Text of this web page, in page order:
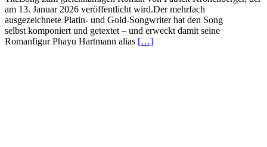
am 13. Januar 2026 veröffentlicht wird.Der mehrfach
ausgezeichnete Platin- und Gold-Songwriter hat den Song
selbst komponiert und getextet – und erweckt damit seine
Romanfigur Phayu Hartmann alias […]